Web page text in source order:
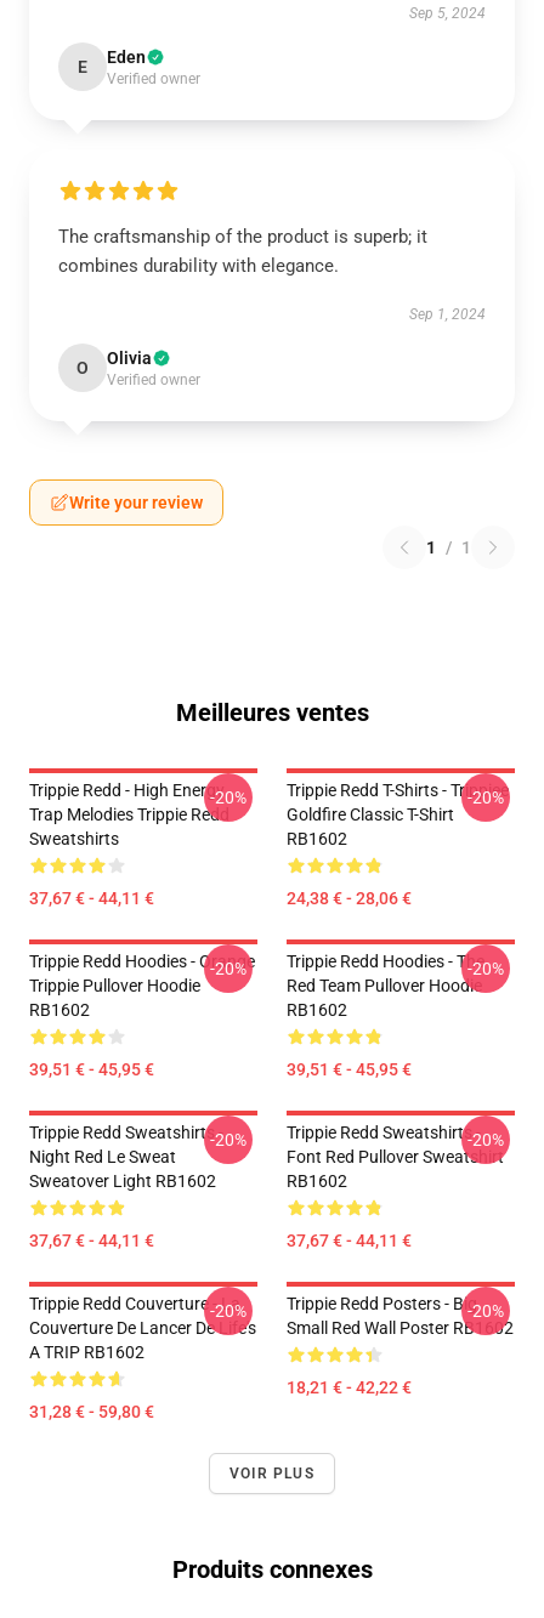
Sep 5, 2024
E Eden
Verified owner
The craftsmanship of the product is superb; it
combines durability with elegance.
Sep 1, 2024
O Olivia
Verified owner
Write your review
1 / 1
Meilleures ventes
Trippie Redd - High Energy
Trap Melodies Trippie Redd
Sweatshirts
37,67 € - 44,11 €
-20%
Trippie Redd T-Shirts - Trippiee
Goldfire Classic T-Shirt
RB1602
24,38 € - 28,06 €
-20%
Trippie Redd Hoodies - Orange
Trippie Pullover Hoodie
RB1602
39,51 € - 45,95 €
-20%
Trippie Redd Hoodies - The
Red Team Pullover Hoodie
RB1602
39,51 € - 45,95 €
-20%
Trippie Redd Sweatshirts -
Night Red Le Sweat
Sweatover Light RB1602
37,67 € - 44,11 €
-20%
Trippie Redd Sweatshirts -
Font Red Pullover Sweatshirt
RB1602
37,67 € - 44,11 €
-20%
Trippie Redd Couverture - La
Couverture De Lancer De Life's
A TRIP RB1602
31,28 € - 59,80 €
-20%
Trippie Redd Posters - Big
Small Red Wall Poster RB1602
18,21 € - 42,22 €
-20%
VOIR PLUS
Produits connexes